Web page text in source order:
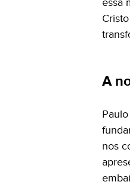
essa
A
nos